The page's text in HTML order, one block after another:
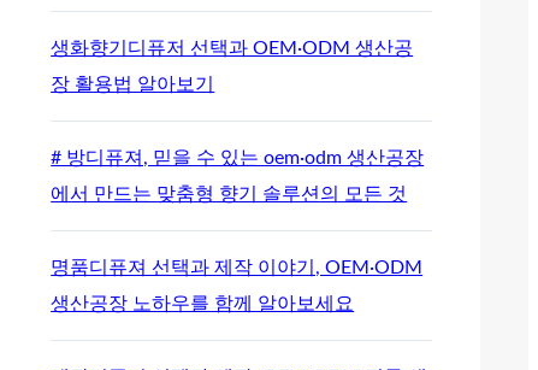
생화향기디퓨저 선택과 OEM·ODM 생산공
장 활용법 알아보기
# 방디퓨져, 믿을 수 있는 oem·odm 생산공장
에서 만드는 맞춤형 향기 솔루션의 모든 것
명품디퓨져 선택과 제작 이야기, OEM·ODM
생산공장 노하우를 함께 알아보세요